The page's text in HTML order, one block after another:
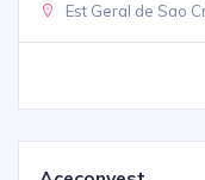
Est Geral de Sao